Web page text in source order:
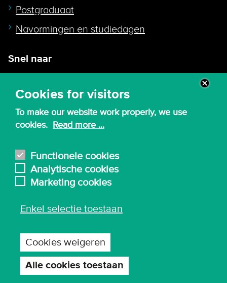
Cookies for visitors
To make our website work properly, we use
cookies. Read more ...
Functionele cookies
Analytische cookies
Marketing cookies
Enkel selectie toestaan
Cookies weigeren
Alle cookies toestaan
Postgraduaat
Navormingen en studiedagen
Snel naar
Webmail
Canvas
Bibliotheek
English
Algemene inkoopvoorwaarden
Gebruiksvoorwaarden en privacy
Privacy-instellingen